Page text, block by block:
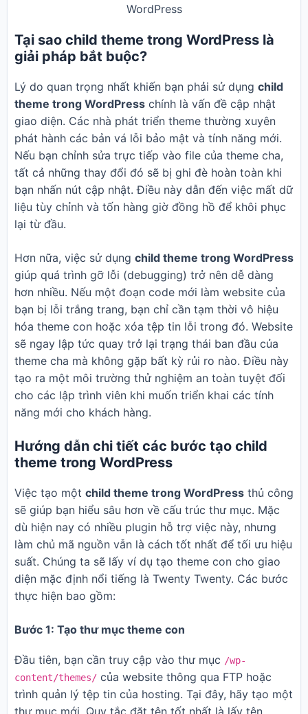
WordPress
Tại sao child theme trong WordPress là
giải pháp bắt buộc?
Lý do quan trọng nhất khiến bạn phải sử dụng child
theme trong WordPress chính là vấn đề cập nhật
giao diện. Các nhà phát triển theme thường xuyên
phát hành các bản vá lỗi bảo mật và tính năng mới.
Nếu bạn chỉnh sửa trực tiếp vào file của theme cha,
tất cả những thay đổi đó sẽ bị ghi đè hoàn toàn khi
bạn nhấn nút cập nhật. Điều này dẫn đến việc mất dữ
liệu tùy chỉnh và tốn hàng giờ đồng hồ để khôi phục
lại từ đầu.
Hơn nữa, việc sử dụng child theme trong WordPress
giúp quá trình gỡ lỗi (debugging) trở nên dễ dàng
hơn nhiều. Nếu một đoạn code mới làm website của
bạn bị lỗi trắng trang, bạn chỉ cần tạm thời vô hiệu
hóa theme con hoặc xóa tệp tin lỗi trong đó. Website
sẽ ngay lập tức quay trở lại trạng thái ban đầu của
theme cha mà không gặp bất kỳ rủi ro nào. Điều này
tạo ra một môi trường thử nghiệm an toàn tuyệt đối
cho các lập trình viên khi muốn triển khai các tính
năng mới cho khách hàng.
Hướng dẫn chi tiết các bước tạo child
theme trong WordPress
Việc tạo một child theme trong WordPress thủ công
sẽ giúp bạn hiểu sâu hơn về cấu trúc thư mục. Mặc
dù hiện nay có nhiều plugin hỗ trợ việc này, nhưng
làm chủ mã nguồn vẫn là cách tốt nhất để tối ưu hiệu
suất. Chúng ta sẽ lấy ví dụ tạo theme con cho giao
diện mặc định nổi tiếng là Twenty Twenty. Các bước
thực hiện bao gồm:
Bước 1: Tạo thư mục theme con
Đầu tiên, bạn cần truy cập vào thư mục /wp-
content/themes/ của website thông qua FTP hoặc
trình quản lý tệp tin của hosting. Tại đây, hãy tạo một